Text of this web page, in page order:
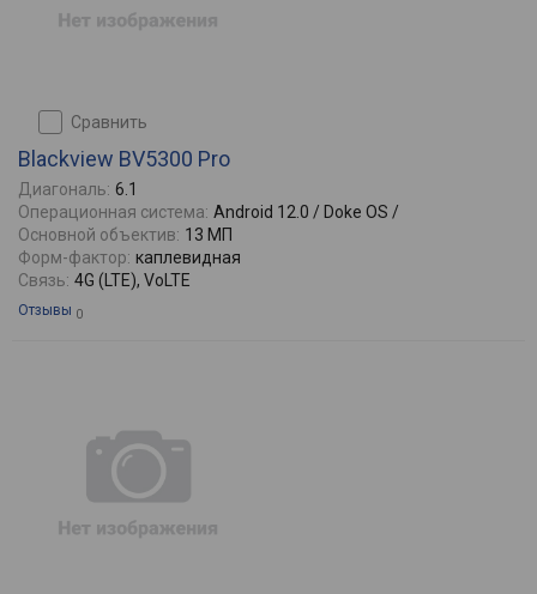
сравнить
Blackview BV5300 Pro
Диагональ: 6.1
Операционная система: Android 12.0 / Doke OS /
Основной объектив: 13 МП
Форм-фактор: каплевидная
Связь: 4G (LTE), VoLTE
Отзывы 0